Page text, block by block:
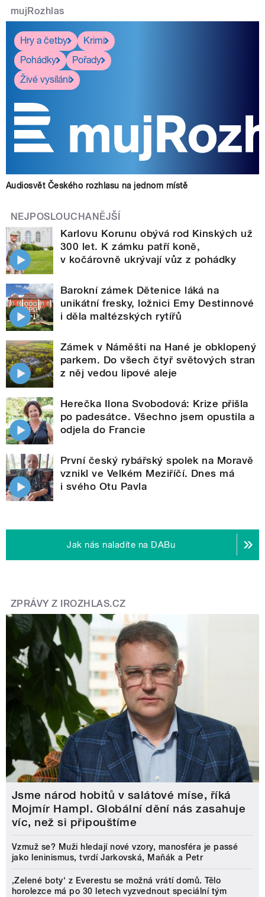
mujRozhlas
Hry a četby
Krimi
Pohádky
Pořady
Živé vysílání
Audiosvět Českého rozhlasu na jednom místě
NEJPOSLOUCHANĚJŠÍ
Karlovu Korunu obývá rod Kinských už
300 let. K zámku patří koně,
v kočárovně ukrývají vůz z pohádky
Barokní zámek Dětenice láká na
unikátní fresky, ložnici Emy Destinnové
i děla maltézských rytířů
Zámek v Náměšti na Hané je obklopený
parkem. Do všech čtyř světových stran
z něj vedou lipové aleje
Herečka Ilona Svobodová: Krize přišla
po padesátce. Všechno jsem opustila a
odjela do Francie
První český rybářský spolek na Moravě
vznikl ve Velkém Meziříčí. Dnes má
i svého Otu Pavla
Jak nás naladíte na DABu
ZPRÁVY Z IROZHLAS.CZ
Jsme národ hobitů v salátové míse, říká
Mojmír Hampl. Globální dění nás zasahuje
víc, než si připouštíme
Vzmuž se? Muži hledají nové vzory, manosféra je passé
jako leninismus, tvrdí Jarkovská, Maňák a Petr
‚Zelené boty‘ z Everestu se možná vrátí domů. Tělo
horolezce má po 30 letech vyzvednout speciální tým